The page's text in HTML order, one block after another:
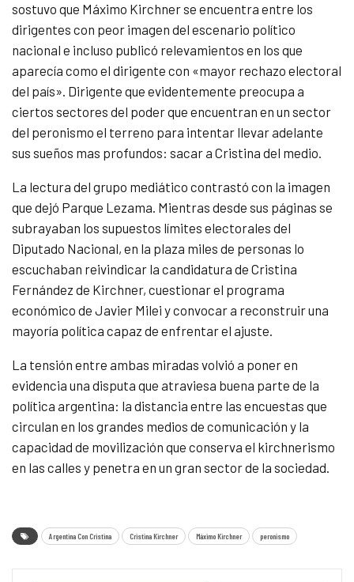
sostuvo que Máximo Kirchner se encuentra entre los
dirigentes con peor imagen del escenario político
nacional e incluso publicó relevamientos en los que
aparecía como el dirigente con «mayor rechazo electoral
del país». Dirigente que evidentemente preocupa a
ciertos sectores del poder que encuentran en un sector
del peronismo el terreno para intentar llevar adelante
sus sueños mas profundos: sacar a Cristina del medio.
La lectura del grupo mediático contrastó con la imagen
que dejó Parque Lezama. Mientras desde sus páginas se
subrayaban los supuestos límites electorales del
Diputado Nacional, en la plaza miles de personas lo
escuchaban reivindicar la candidatura de Cristina
Fernández de Kirchner, cuestionar el programa
económico de Javier Milei y convocar a reconstruir una
mayoría política capaz de enfrentar el ajuste.
La tensión entre ambas miradas volvió a poner en
evidencia una disputa que atraviesa buena parte de la
política argentina: la distancia entre las encuestas que
circulan en los grandes medios de comunicación y la
capacidad de movilización que conserva el kirchnerismo
en las calles y penetra en un gran sector de la sociedad.
Argentina Con Cristina Cristina Kirchner Máximo Kirchner peronismo